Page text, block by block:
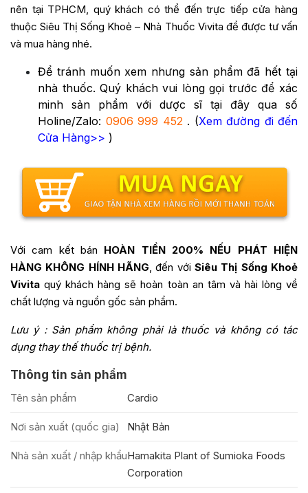
nên tại TPHCM, quý khách có thể đến trực tiếp cửa hàng
thuộc Siêu Thị Sống Khoẻ – Nhà Thuốc Vivita để được tư vấn
và mua hàng nhé.
Để tránh muốn xem nhưng sản phẩm đã hết tại
nhà thuốc. Quý khách vui lòng gọi trước để xác
minh sản phẩm với dược sĩ tại đây qua số
Holine/Zalo: 0906 999 452. (Xem đường đi đến
Cửa Hàng>> )
Với cam kết bán HOÀN TIỀN 200% NẾU PHÁT HIỆN
HÀNG KHÔNG HÍNH HÃNG, đến với Siêu Thị Sống Khoẻ
Vivita quý khách hàng sẽ hoàn toàn an tâm và hài lòng về
chất lượng và nguồn gốc sản phẩm.
Lưu ý : Sản phẩm không phải là thuốc và không có tác
dụng thay thế thuốc trị bệnh.
Thông tin sản phẩm
Tên sản phẩm Cardio
Nơi sản xuất (quốc gia) Nhật Bản
Nhà sản xuất / nhập khẩuHamakita Plant of Sumioka Foods
Corporation